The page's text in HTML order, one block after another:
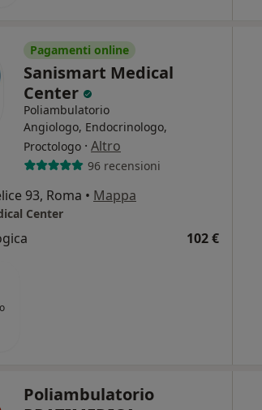
Pagamenti online
Sanismart Medical
Center
Poliambulatorio
Angiologo, Endocrinologo,
Proctologo · Altro
96 recensioni
93, Roma • Mappa
Center
102 €
Poliambulatorio